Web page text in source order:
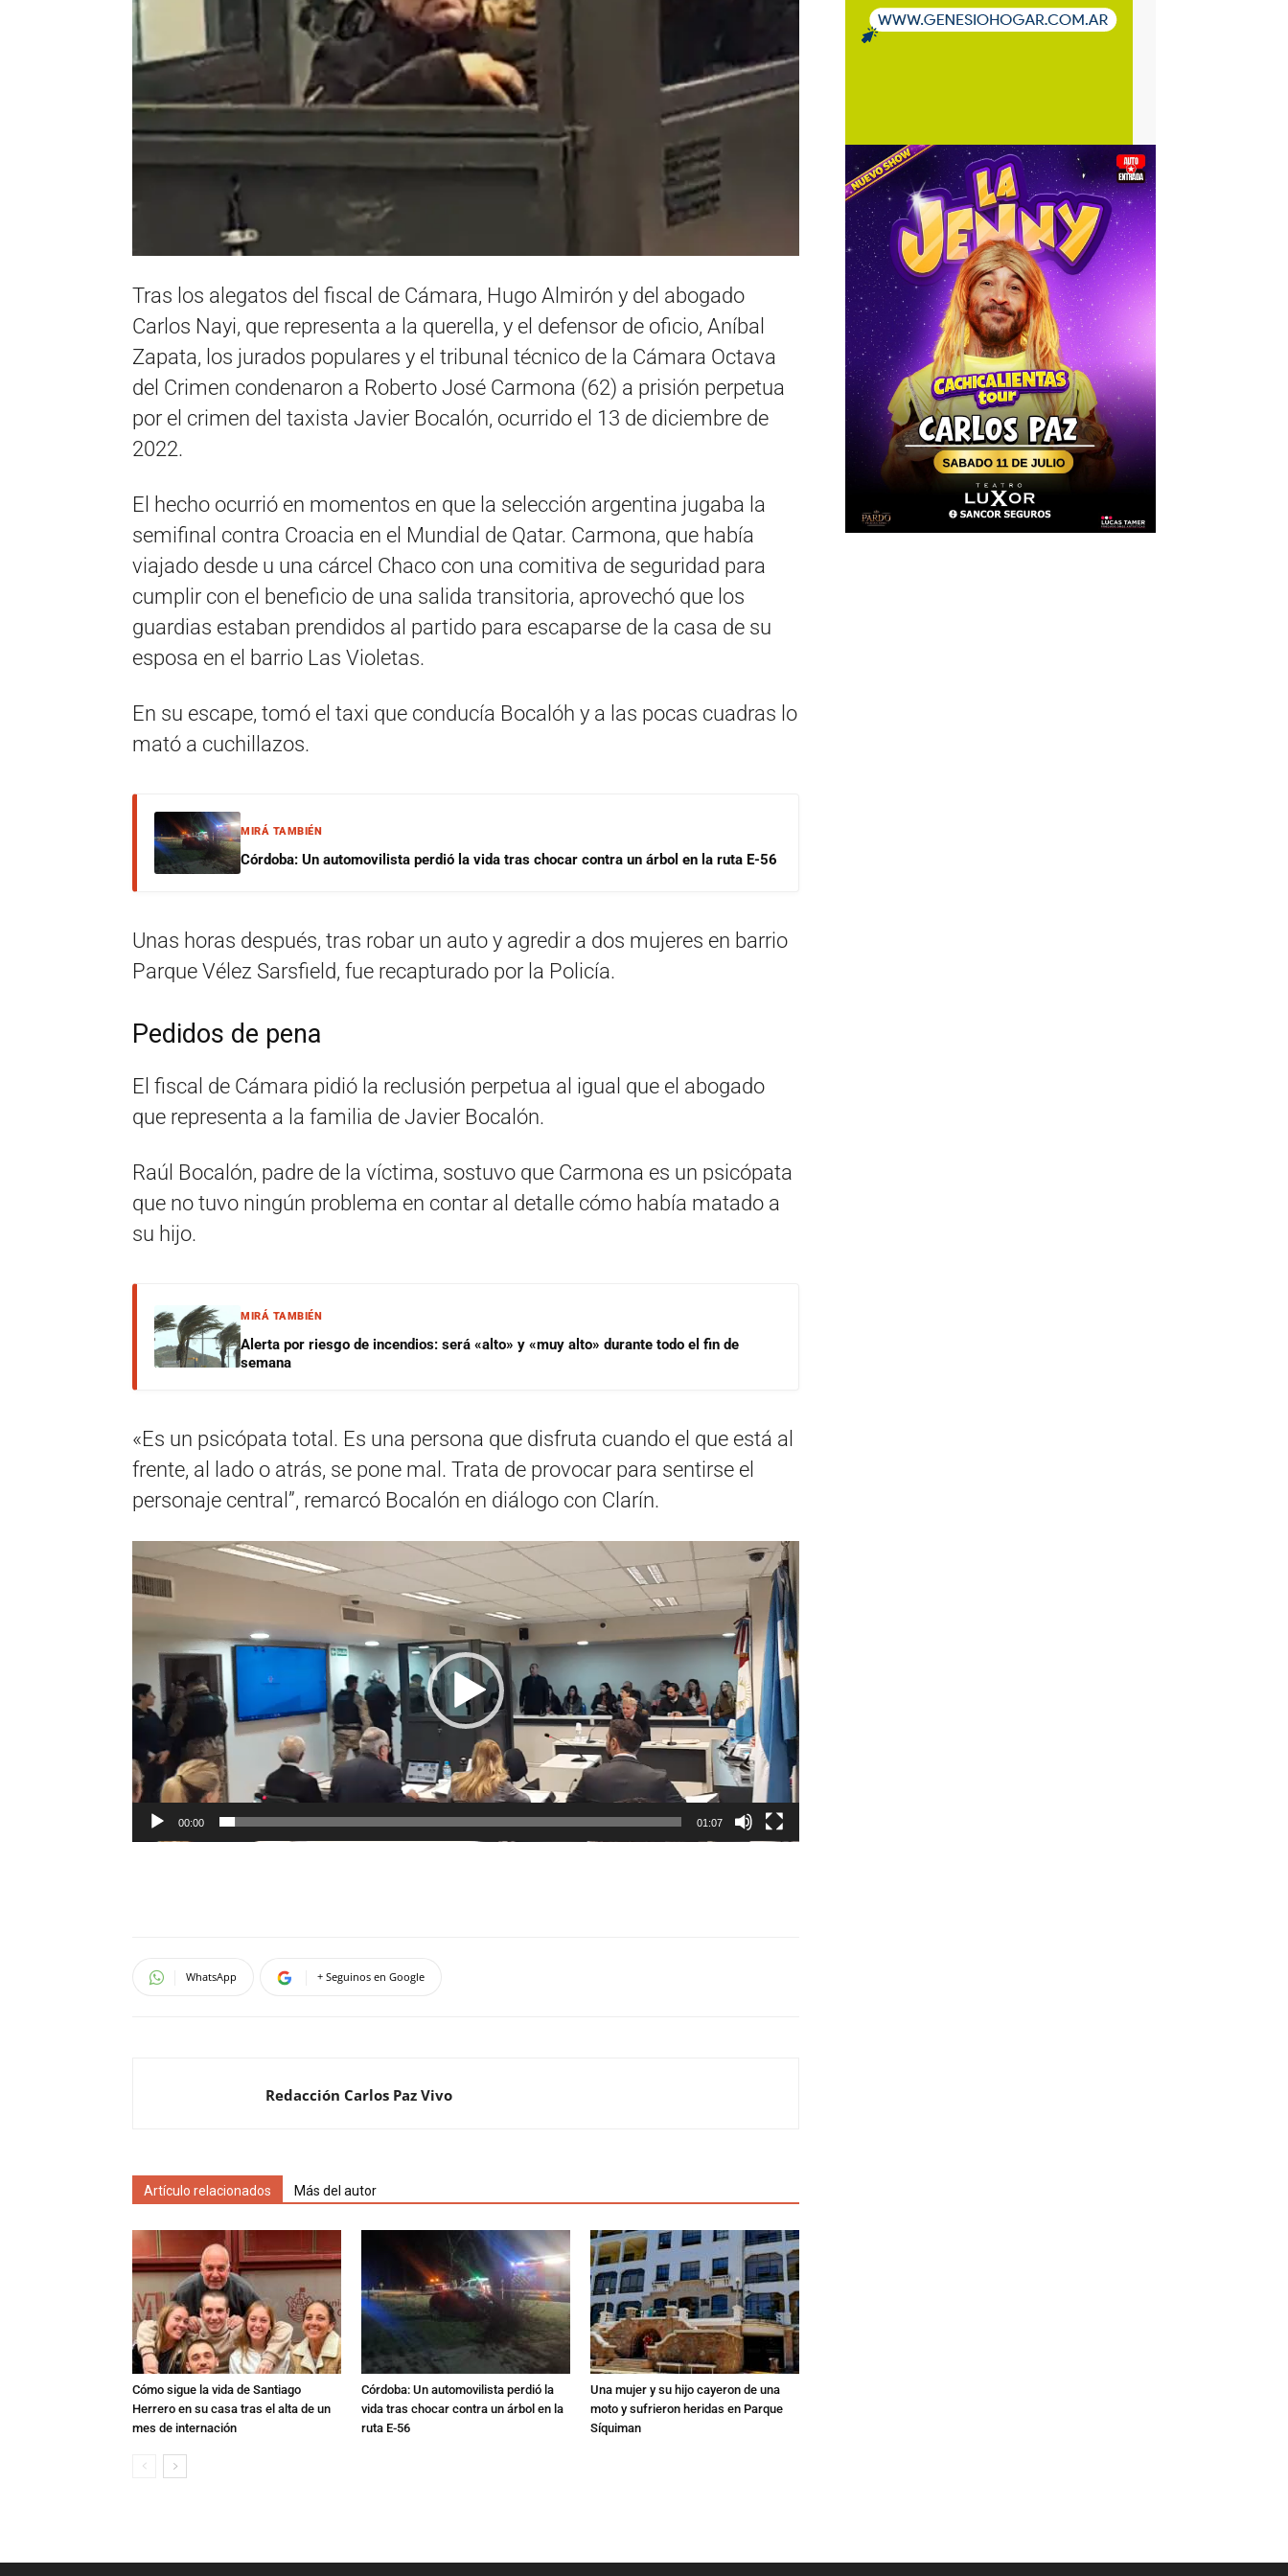
Tras los alegatos del fiscal de Cámara, Hugo Almirón y del abogado
Carlos Nayi, que representa a la querella, y el defensor de oficio, Aníbal
Zapata, los jurados populares y el tribunal técnico de la Cámara Octava
del Crimen condenaron a Roberto José Carmona (62) a prisión perpetua
por el crimen del taxista Javier Bocalón, ocurrido el 13 de diciembre de
2022.
El hecho ocurrió en momentos en que la selección argentina jugaba la
semifinal contra Croacia en el Mundial de Qatar. Carmona, que había
viajado desde u una cárcel Chaco con una comitiva de seguridad para
cumplir con el beneficio de una salida transitoria, aprovechó que los
guardias estaban prendidos al partido para escaparse de la casa de su
esposa en el barrio Las Violetas.
En su escape, tomó el taxi que conducía Bocalóh y a las pocas cuadras lo
mató a cuchillazos.
MIRÁ TAMBIÉN
Córdoba: Un automovilista perdió la vida tras chocar contra un árbol en la ruta E-56
Unas horas después, tras robar un auto y agredir a dos mujeres en barrio
Parque Vélez Sarsfield, fue recapturado por la Policía.
Pedidos de pena
El fiscal de Cámara pidió la reclusión perpetua al igual que el abogado
que representa a la familia de Javier Bocalón.
Raúl Bocalón, padre de la víctima, sostuvo que Carmona es un psicópata
que no tuvo ningún problema en contar al detalle cómo había matado a
su hijo.
MIRÁ TAMBIÉN
Alerta por riesgo de incendios: será «alto» y «muy alto» durante todo el fin de
semana
«Es un psicópata total. Es una persona que disfruta cuando el que está al
frente, al lado o atrás, se pone mal. Trata de provocar para sentirse el
personaje central”, remarcó Bocalón en diálogo con Clarín.
Reproductor
de
vídeo
00:00 01:07
WhatsApp + Seguinos en Google
Redacción Carlos Paz Vivo
Artículo relacionados Más del autor
Cómo sigue la vida de Santiago
Herrero en su casa tras el alta de un
mes de internación
Córdoba: Un automovilista perdió la
vida tras chocar contra un árbol en la
ruta E-56
Una mujer y su hijo cayeron de una
moto y sufrieron heridas en Parque
Síquiman